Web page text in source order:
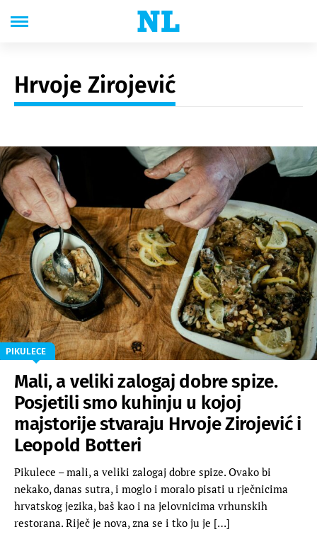
Hrvoje Zirojević
PIKULECE
Mali, a veliki zalogaj dobre spize.
Posjetili smo kuhinju u kojoj
majstorije stvaraju Hrvoje Zirojević i
Leopold Botteri
Pikulece – mali, a veliki zalogaj dobre spize. Ovako bi
nekako, danas sutra, i moglo i moralo pisati u rječnicima
hrvatskog jezika, baš kao i na jelovnicima vrhunskih
restorana. Riječ je nova, zna se i tko ju je […]